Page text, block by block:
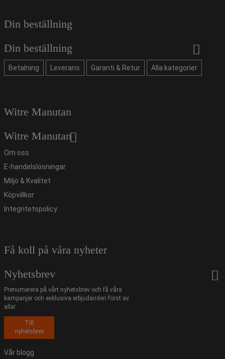
Din beställning
Din beställning
Betalning Leverans Garanti & Retur Alla kategorier
Witre Manutan
Witre Manutan
Om oss
E-handelslösningar
Miljö & Kvalitet
Köpvillkor
Integritetspolicy
Få koll på våra nyheter
Nyhetsbrev
Prenumerera på vårt nyhetsbrev och få våra
kampanjer och exklusiva erbjudanden först av
alla!
Till
nyhetsbrev
Vår blogg